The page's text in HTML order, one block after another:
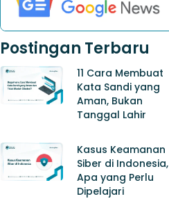
Postingan Terbaru
11 Cara Membuat
Kata Sandi yang
Aman, Bukan
Tanggal Lahir
Kasus Keamanan
Siber di Indonesia,
Apa yang Perlu
Dipelajari